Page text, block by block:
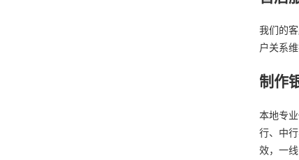
我们的
户关系
制作
本地专
行、中
效，一